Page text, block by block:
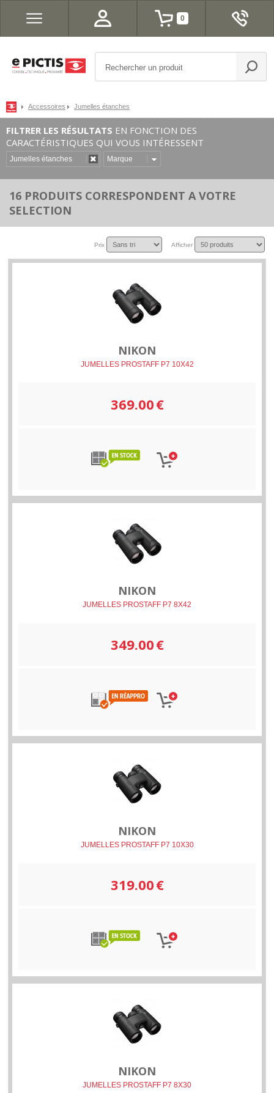
0
Accessoires Jumelles étanches
FILTRER LES RÉSULTATS EN FONCTION DES
CARACTÉRISTIQUES QUI VOUS INTÉRESSENT
Jumelles étanches Marque
16 PRODUITS CORRESPONDENT A VOTRE
SELECTION
Afficher
Prix
NIKON
JUMELLES PROSTAFF P7 10X42
369.00€
NIKON
JUMELLES PROSTAFF P7 8X42
349.00€
NIKON
JUMELLES PROSTAFF P7 10X30
319.00€
NIKON
JUMELLES PROSTAFF P7 8X30